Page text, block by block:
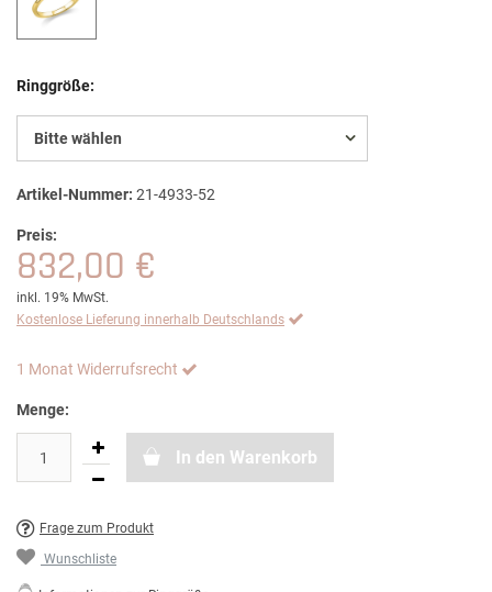
Ringgröße:
Bitte wählen
Artikel-Nummer: 21-4933-52
Preis:
832,00 €
inkl. 19% MwSt.
Kostenlose Lieferung innerhalb Deutschlands
1 Monat Widerrufsrecht
Menge:
In den Warenkorb
Frage zum Produkt
Wunschliste